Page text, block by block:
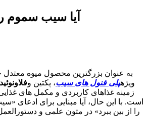
آیا سیب سموم
به عنوان بزرگترین محصول میوه معتدل
ویژهپلی فنول های سیب، پکتین و
زمینه غذاهای کاربردی و مکمل های
است. با این حال، آیا مبنایی برای ادعای
را از بین ببرد» در متون علمی و